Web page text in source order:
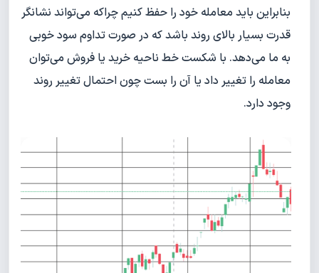
بنابراین باید معامله خود را حفظ کنیم چراکه می‌تواند نشانگر
قدرت بسیار بالای روند باشد که در صورت تداوم سود خوبی
به ما می‌دهد. با شکست خط ناحیه خرید یا فروش می‌توان
معامله را تغییر داد یا آن را بست چون احتمال تغییر روند
وجود دارد.